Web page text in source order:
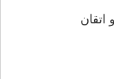
اتقان